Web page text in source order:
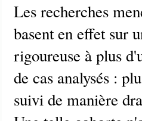
Les recherches
basent en effet sur
rigoureuse à plus
de cas analysés :
suivi de manière